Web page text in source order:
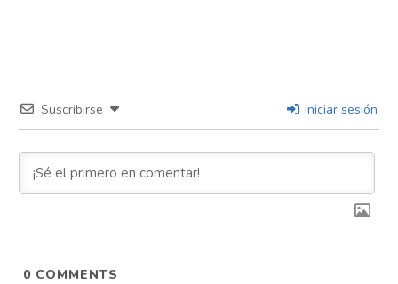
Suscribirse Iniciar sesión
0 COMMENTS